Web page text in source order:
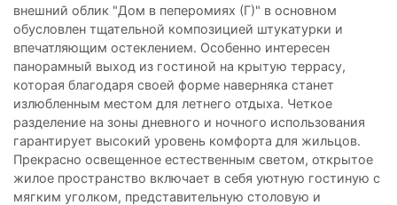
внешний облик "Дом в пеперомиях (Г)" в основном
обусловлен тщательной композицией штукатурки и
впечатляющим остеклением. Особенно интересен
панорамный выход из гостиной на крытую террасу,
которая благодаря своей форме наверняка станет
излюбленным местом для летнего отдыха. Четкое
разделение на зоны дневного и ночного использования
гарантирует высокий уровень комфорта для жильцов.
Прекрасно освещенное естественным светом, открытое
жилое пространство включает в себя уютную гостиную с
мягким уголком, представительную столовую и